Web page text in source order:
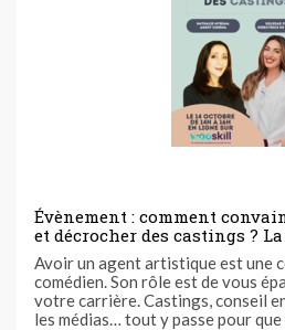
Évènement : comment
et décrocher des castings ?
octobre lors de notre
l'agent cinéma Nathalie
Avoir un agent artistique est une
comédien. Son rôle est de vous
votre carrière. Castings, conseil
les médias… tout y passe pour